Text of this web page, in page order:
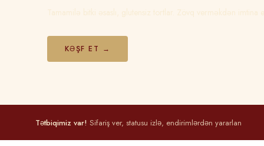
Tamamilə bitki əsaslı, glutensiz tortlar. Zövq verməkdən imtina
KƏŞF ET →
Tətbiqimiz var! Sifariş ver, statusu izlə, endirimlərdən yararlan